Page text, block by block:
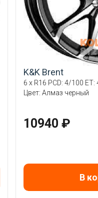
K&K Brent
6 x R16 PCD: 4/100 ET:
Цвет: Алмаз черный
10940 ₽
В